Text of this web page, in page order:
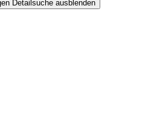
Detailsuche ausblenden